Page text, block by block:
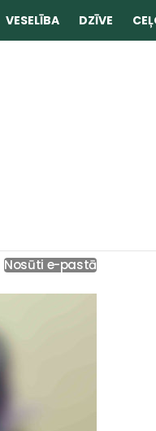
VESELĪBA DZĪVE
Nosūti e-pastā